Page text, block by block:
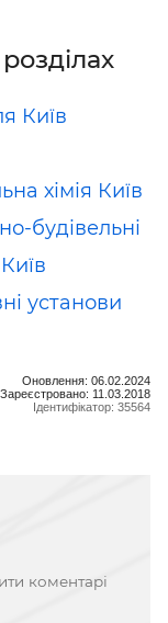
Київ
хімія Київ
будівельні
установи
Оновлення: 06.02.2024
Зареєстровано: 11.03.2018
Ідентифікатор: 35564
коментарі